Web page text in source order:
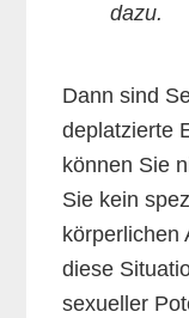
dazu.
Dann sind
deplatzierte
können Sie
Sie kein
körperlichen
diese
sexueller